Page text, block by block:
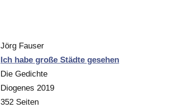
Jörg Fauser
Ich habe große Städte gesehen
Die Gedichte
Diogenes 2019
352 Seiten